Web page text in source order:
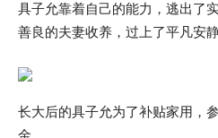
具子允靠着自己的能力，逃出了
善良的夫妻收养，过上了平凡安静
长大后的具子允为了补贴家用，